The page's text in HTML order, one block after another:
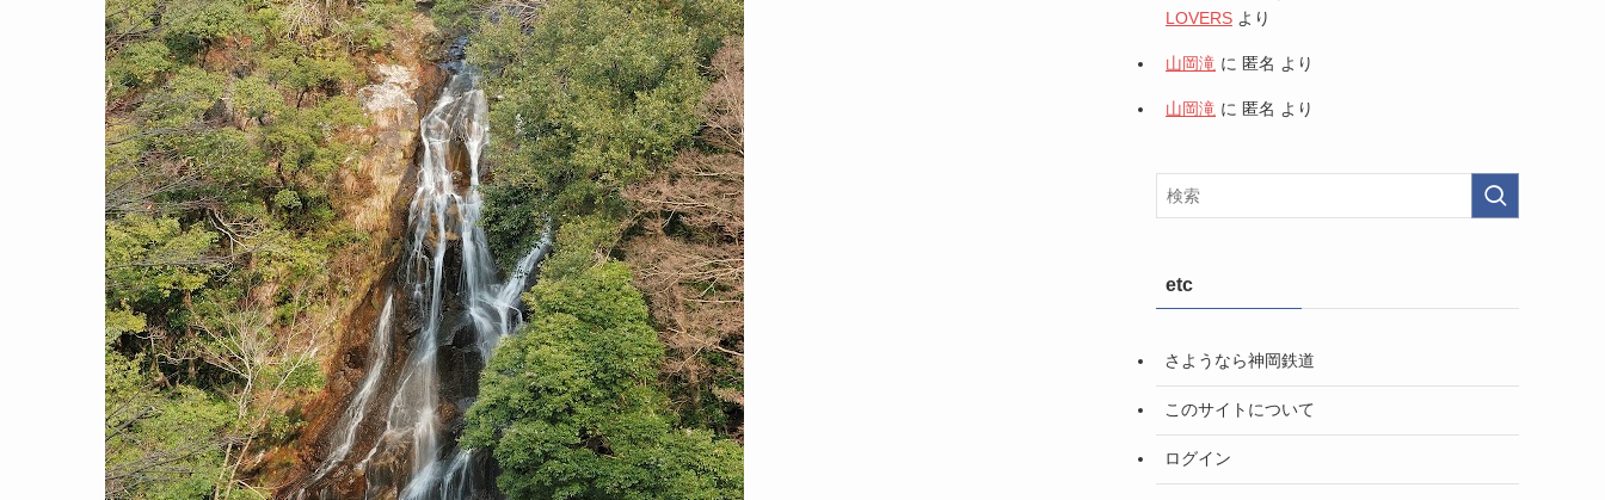
LOVERS より
山岡滝 に 匿名 より
山岡滝 に 匿名 より
etc
さようなら神岡鉄道
このサイトについて
ログイン